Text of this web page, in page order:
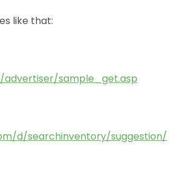
like that:
sample_get.asp
d/searchinventory/suggestion/